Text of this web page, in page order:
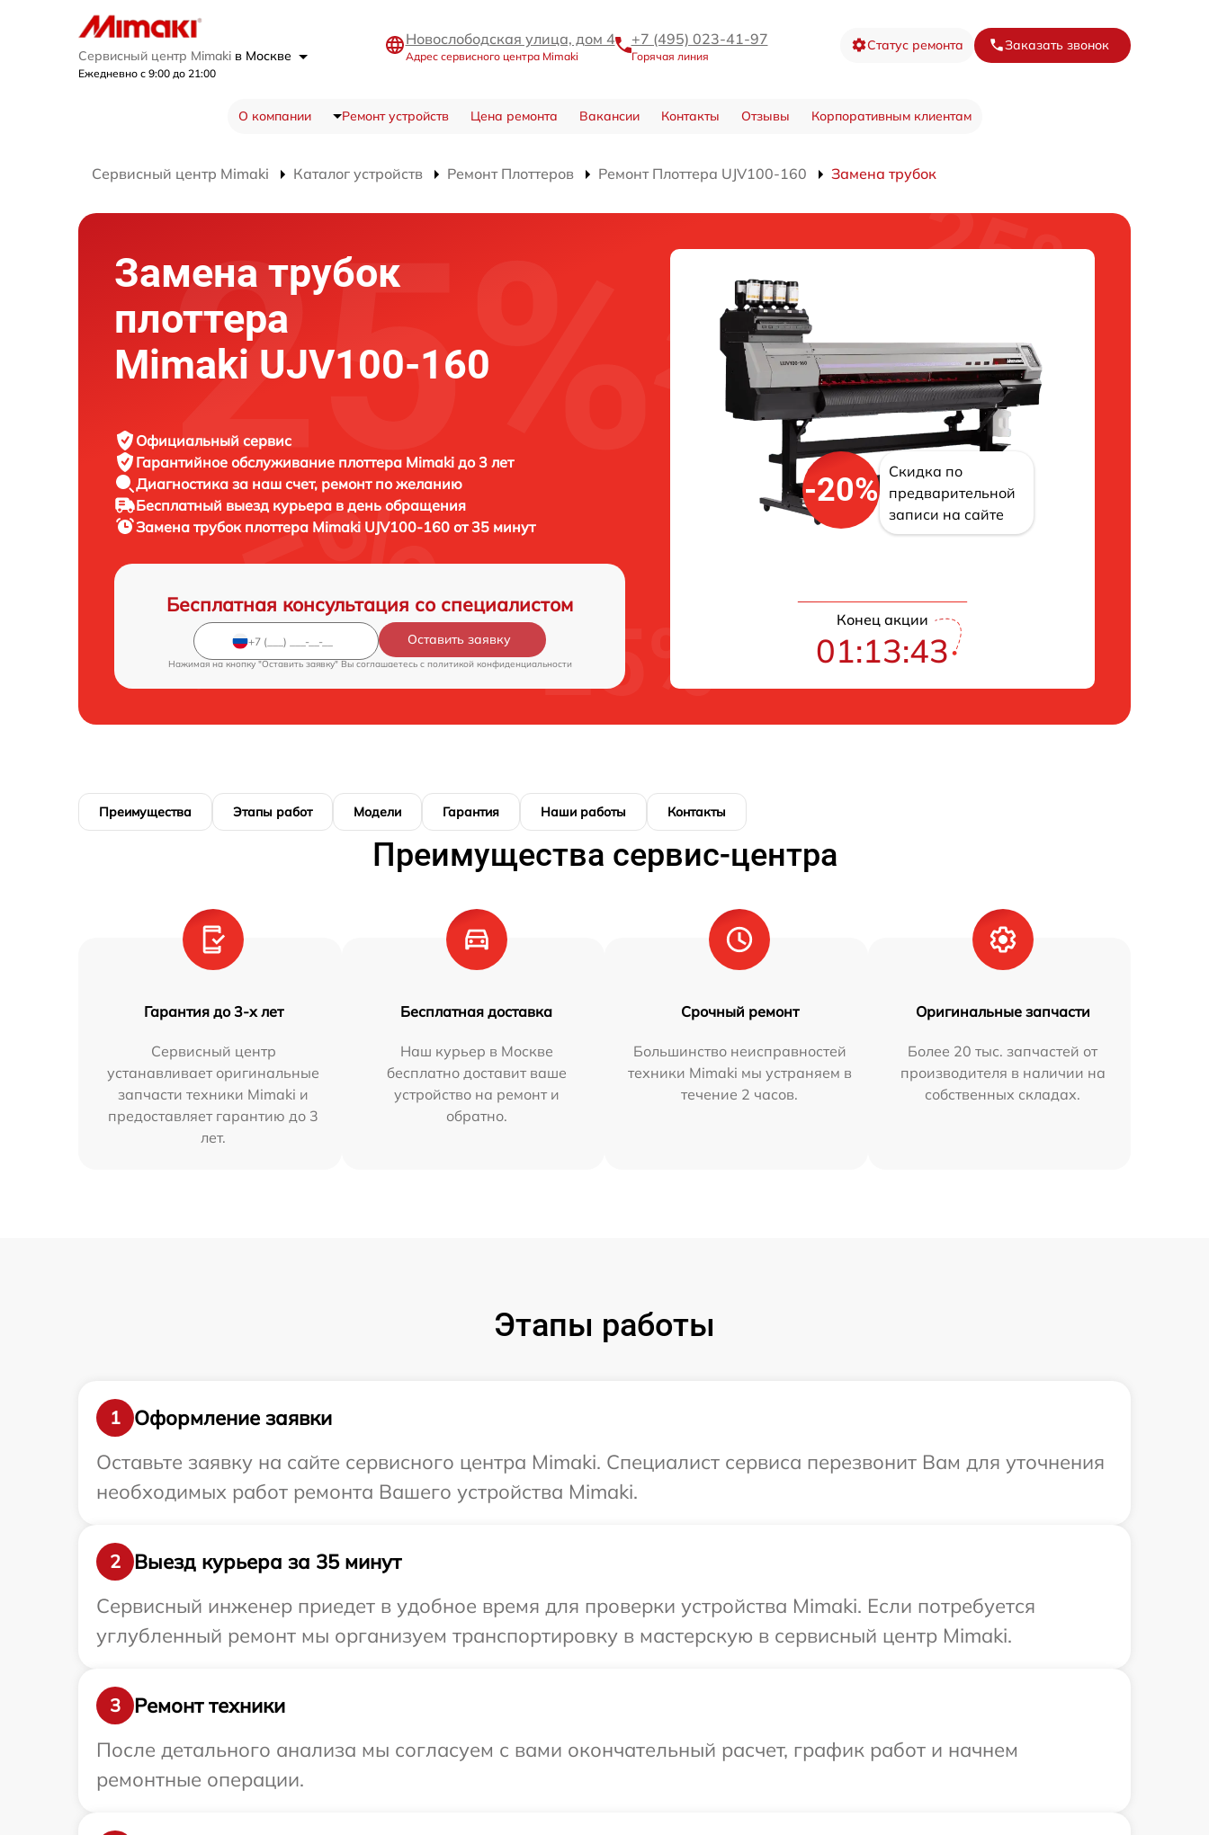
Сервисный центр Mimaki в Москве
Ежедневно с 9:00 до 21:00
Новослободская улица, дом 4
Адрес сервисного центра Mimaki
+7 (495) 023-41-97
Горячая линия
Статус ремонта Заказать звонок
О компании Ремонт устройств Цена ремонта Вакансии Контакты Отзывы Корпоративным клиентам
Сервисный центр Mimaki Каталог устройств Ремонт Плоттеров Ремонт Плоттера UJV100-160 Замена трубок
Замена трубок
плоттера
Mimaki UJV100-160
Официальный сервис
Гарантийное обслуживание плоттера Mimaki до 3 лет
Диагностика за наш счет, ремонт по желанию
Бесплатный выезд курьера в день обращения
Замена трубок плоттера Mimaki UJV100-160 от 35 минут
Бесплатная консультация со специалистом
Оставить заявку
Нажимая на кнопку "Оставить заявку" Вы соглашаетесь c политикой конфиденциальности
-20%
Скидка по
предварительной
записи на сайте
Конец акции
01:13:43
Преимущества Этапы работ Модели Гарантия Наши работы Контакты
Преимущества сервис-центра
Гарантия до 3-х лет
Сервисный центр
устанавливает оригинальные
запчасти техники Mimaki и
предоставляет гарантию до 3
лет.
Бесплатная доставка
Наш курьер в Москве
бесплатно доставит ваше
устройство на ремонт и
обратно.
Срочный ремонт
Большинство неисправностей
техники Mimaki мы устраняем в
течение 2 часов.
Оригинальные запчасти
Более 20 тыс. запчастей от
производителя в наличии на
собственных складах.
Этапы работы
1
Оформление заявки
Оставьте заявку на сайте сервисного центра Mimaki. Специалист сервиса перезвонит Вам для уточнения
необходимых работ ремонта Вашего устройства Mimaki.
2
Выезд курьера за 35 минут
Сервисный инженер приедет в удобное время для проверки устройства Mimaki. Если потребуется
углубленный ремонт мы организуем транспортировку в мастерскую в сервисный центр Mimaki.
3
Ремонт техники
После детального анализа мы согласуем с вами окончательный расчет, график работ и начнем
ремонтные операции.